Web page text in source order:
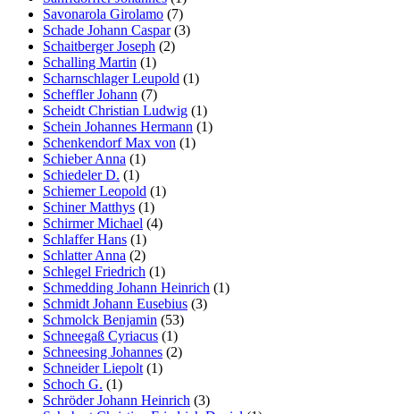
Savonarola Girolamo (7)
Schade Johann Caspar(3)
Schaitberger Joseph (2)
Schalling Martin (1)
Scharnschlager Leupold (1)
Scheffler Johann (7)
Scheidt Christian Ludwig (1)
Schein Johannes Hermann (1)
Schenkendorf Max von (1)
Schieber Anna (1)
Schiedeler D. (1)
Schiemer Leopold (1)
Schiner Matthys (1)
Schirmer Michael (4)
Schlaffer Hans (1)
Schlatter Anna (2)
Schlegel Friedrich (1)
Schmedding Johann Heinrich (1)
Schmidt Johann Eusebius (3)
Schmolck Benjamin (53)
Schneegaß Cyriacus (1)
Schneesing Johannes (2)
Schneider Liepolt (1)
Schoch G. (1)
Schröder Johann Heinrich (3)